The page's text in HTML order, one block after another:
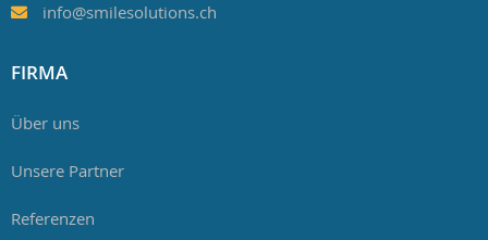
info@smilesolutions.ch
FIRMA
Über uns
Unsere Partner
Referenzen